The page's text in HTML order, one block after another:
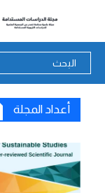
أعداد المجلة